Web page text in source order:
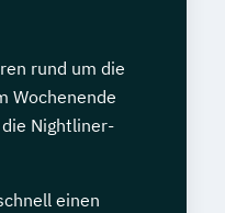
rund um die
Wochenende
Nightliner-
einen